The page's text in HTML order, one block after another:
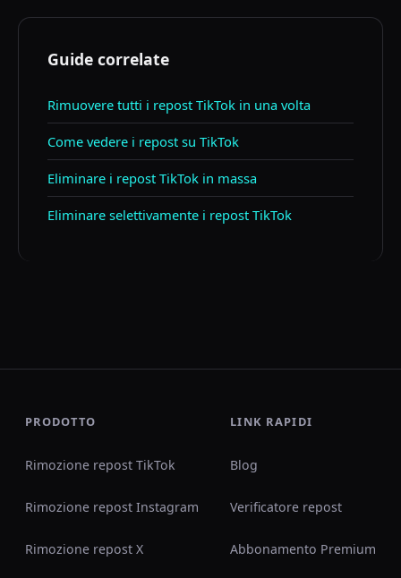
Guide correlate
Rimuovere tutti i repost TikTok in una volta
Come vedere i repost su TikTok
Eliminare i repost TikTok in massa
Eliminare selettivamente i repost TikTok
PRODOTTO
Rimozione repost TikTok
Rimozione repost Instagram
Rimozione repost X
LINK RAPIDI
Blog
Verificatore repost
Abbonamento Premium